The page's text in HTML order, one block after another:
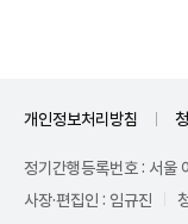
개인정보처리방침
정기간행등록번호 : 서
사장·편집인 : 임규진